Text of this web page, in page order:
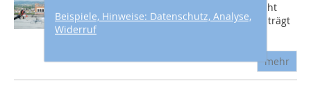
Beispiele, Hinweise: Datenschutz, Analyse,
Widerruf
Gesetzgeber einig. In besonderer Pflicht
steht hier der Bauherr, denn er allein trägt
die Verantwortung für die...
mehr